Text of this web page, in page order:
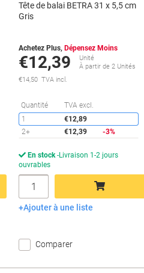
Économies
Tête de balai BETRA 31 x 5,5 cm
Gris
Achetez Plus, Dépensez Moins
€12,39
Unité
À partir de 2 Unités
€14,50 TVA incl.
Quantité TVA excl.
1
€12,89
2+
€12,39 -3%
En stock Livraison 1-2 jours
ouvrables
Quantité
Ajouter au panier
Ajouter à une liste
Comparer